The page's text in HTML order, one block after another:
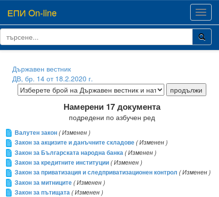
ЕПИ On-line
Държавен вестник
ДВ, бр. 14 от 18.2.2020 г.
Намерени 17 документа
подредени по азбучен ред
Валутен закон( Изменен )
Закон за акцизите и данъчните складове( Изменен )
Закон за Българската народна банка( Изменен )
Закон за кредитните институции( Изменен )
Закон за приватизация и следприватизационен контрол ( Изменен )
Закон за митниците( Изменен )
Закон за пътищата( Изменен )